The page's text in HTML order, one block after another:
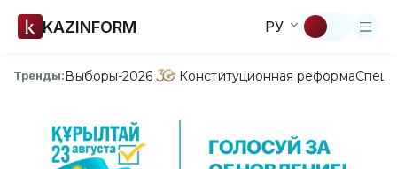
KAZINFORM РУ
Тренды:Выборы-2026 Конституционная реформа